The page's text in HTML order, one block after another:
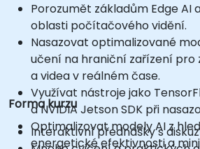
Porozumět základům Edge AI
oblasti počítačového vidění.
Nasazovat optimalizované
učení na hraniční zařízení
a videa v reálném čase.
Využívat nástroje jako
a NVIDIA Jetson SDK při
Optimalizovat modely AI z
energetické efektivnosti a
Forma kurzu
Interaktivní přednášky s